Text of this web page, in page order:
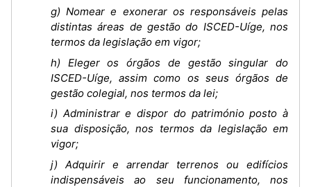
g) Nomear e exonerar os responsáveis pelas
distintas áreas de gestão do ISCED-Uíge, nos
termos da legislação em vigor;
h) Eleger os órgãos de gestão singular do
ISCED-Uíge, assim como os seus órgãos de
gestão colegial, nos termos da lei;
i) Administrar e dispor do património posto à
sua disposição, nos termos da legislação em
vigor;
j) Adquirir e arrendar terrenos ou edifícios
indispensáveis ao seu funcionamento, nos